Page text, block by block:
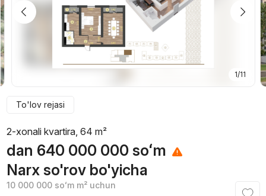
1/11
To'lov rejasi
2-xonali kvartira, 64 m²
dan 640 000 000 soʻm
Narx so'rov bo'yicha
10 000 000 soʻmm² uchun